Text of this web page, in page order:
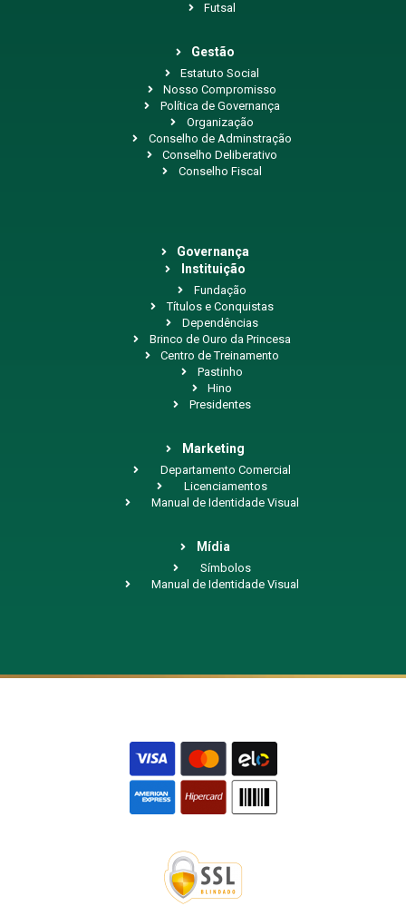
Futsal
Gestão
Estatuto Social
Nosso Compromisso
Política de Governança
Organização
Conselho de Adminstração
Conselho Deliberativo
Conselho Fiscal
Governança
Instituição
Fundação
Títulos e Conquistas
Dependências
Brinco de Ouro da Princesa
Centro de Treinamento
Pastinho
Hino
Presidentes
Marketing
Departamento Comercial
Licenciamentos
Manual de Identidade Visual
Mídia
Símbolos
Manual de Identidade Visual